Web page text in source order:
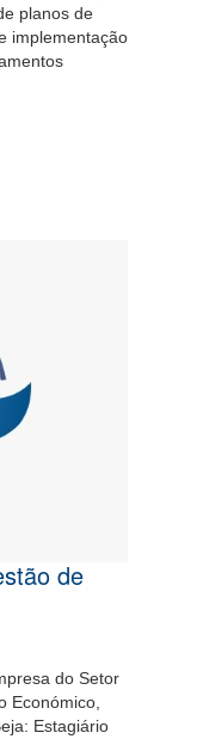
planos de
implementação
de
do Setor
Económico,
Estagiário